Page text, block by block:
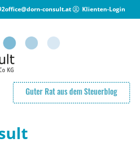
office@dorn-consult.at Klienten-Login
Guter Rat aus dem Steuerblog